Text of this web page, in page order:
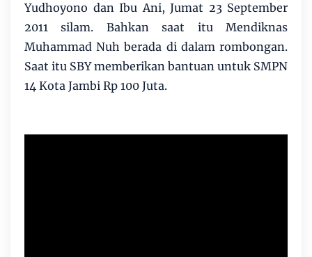
Yudhoyono dan Ibu Ani, Jumat 23 September
2011 silam. Bahkan saat itu Mendiknas
Muhammad Nuh berada di dalam rombongan.
Saat itu SBY memberikan bantuan untuk SMPN
14 Kota Jambi Rp 100 Juta.